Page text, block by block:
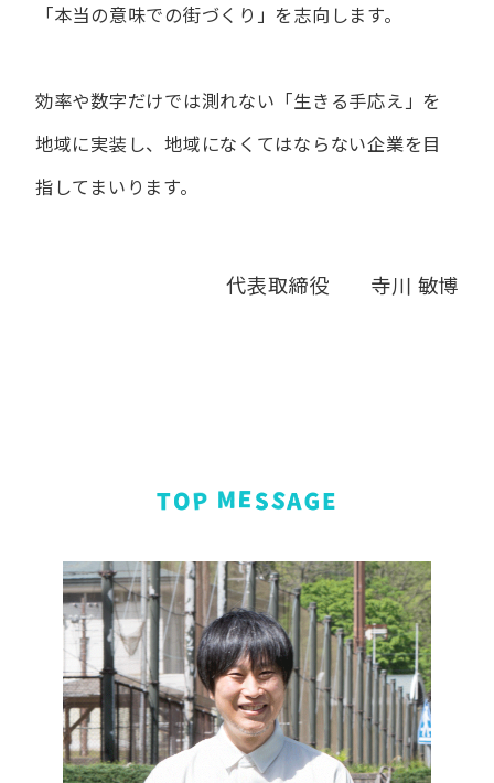
「本当の意味での街づくり」を志向します。
効率や数字だけでは測れない「生きる手応え」を
地域に実装し、地域になくてはならない企業を目
指してまいります。
代表取締役 寺川 敏博